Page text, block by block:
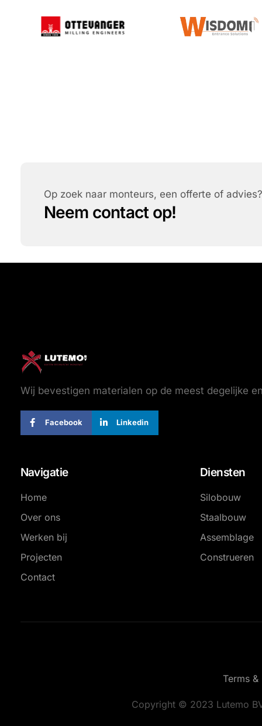
Op zoek naar monteurs, een offerte of advies?
Neem contact op!
Wij bevestigen materialen op de meest degelijke
Facebook Linkedin
Navigatie
Home
Over ons
Werken bij
Projecten
Contact
Diensten
Silobouw
Staalbouw
Assemblage
Construeren
Copyright © 2023 Lutemo
Terms